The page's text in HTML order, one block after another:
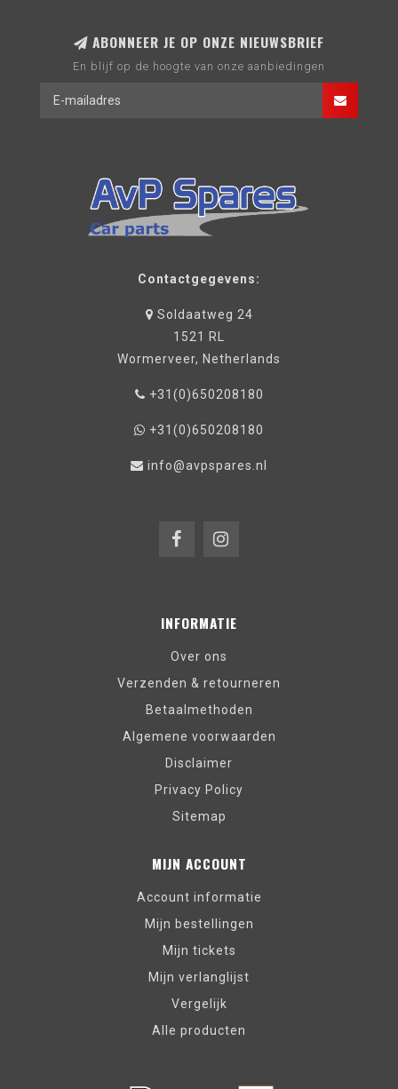
ABONNEER JE OP ONZE NIEUWSBRIEF
En blijf op de hoogte van onze aanbiedingen
Contactgegevens:
Soldaatweg 24
1521 RL
Wormerveer, Netherlands
+31(0)650208180
+31(0)650208180
info@avpspares.nl
INFORMATIE
Over ons
Verzenden & retourneren
Betaalmethoden
Algemene voorwaarden
Disclaimer
Privacy Policy
Sitemap
MIJN ACCOUNT
Account informatie
Mijn bestellingen
Mijn tickets
Mijn verlanglijst
Vergelijk
Alle producten